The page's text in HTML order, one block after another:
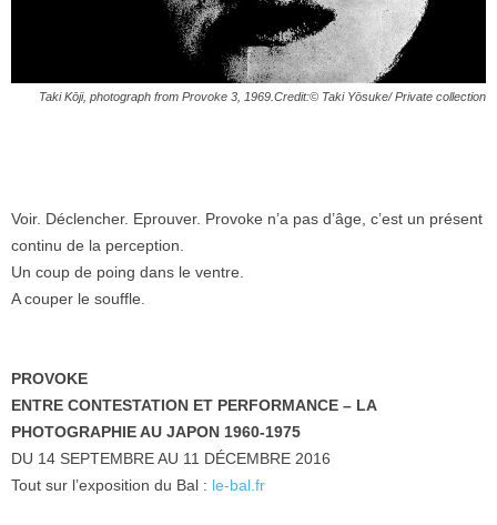
Taki Kōji, photograph from Provoke 3, 1969.Credit:© Taki Yōsuke/ Private collection
Voir. Déclencher. Eprouver. Provoke n’a pas d’âge, c’est un présent
continu de la perception.
Un coup de poing dans le ventre.
A couper le souffle.
PROVOKE
ENTRE CONTESTATION ET PERFORMANCE – LA
PHOTOGRAPHIE AU JAPON 1960-1975
DU 14 SEPTEMBRE AU 11 DÉCEMBRE 2016
Tout sur l’exposition du Bal : le-bal.fr